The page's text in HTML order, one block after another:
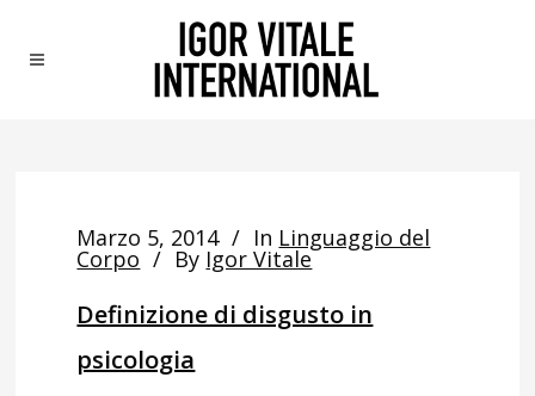
Marzo 5, 2014 In Linguaggio del
Corpo By Igor Vitale
Definizione di disgusto in
psicologia